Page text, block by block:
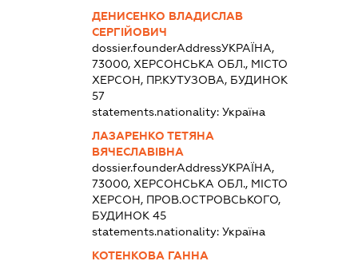
ДЕНИСЕНКО ВЛАДИСЛАВ
СЕРГІЙОВИЧ
dossier.founderAddressУКРАЇНА,
73000, ХЕРСОНСЬКА ОБЛ., МІСТО
ХЕРСОН, ПР.КУТУЗОВА, БУДИНОК
57
statements.nationality:Україна
ЛАЗАРЕНКО ТЕТЯНА
ВЯЧЕСЛАВІВНА
dossier.founderAddressУКРАЇНА,
73000, ХЕРСОНСЬКА ОБЛ., МІСТО
ХЕРСОН, ПРОВ.ОСТРОВСЬКОГО,
БУДИНОК 45
statements.nationality:Україна
КОТЕНКОВА ГАННА